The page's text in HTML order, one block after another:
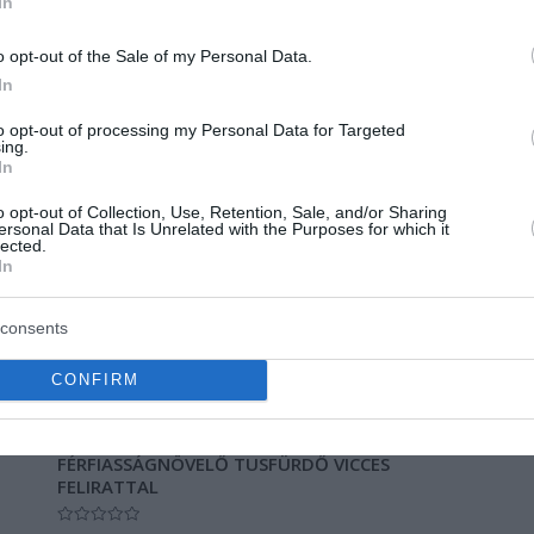
opt-out of the Sale of my Personal Data.
opt-out of processing my Personal Data for Targeted
opt-out of Collection, Use, Retention, Sale, and/or Sharing
Data that Is Unrelated with the Purposes for which it
CONFIRM
FÉRFIASSÁGNÖVELŐ TUSFÜRDŐ VICCES
FELIRATTAL